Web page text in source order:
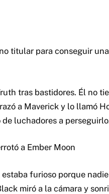
titular para conseguir
tras bastidores. Él no
a Maverick y lo llamó
luchadores a
a Ember Moon
furioso porque
miró a la cámara y